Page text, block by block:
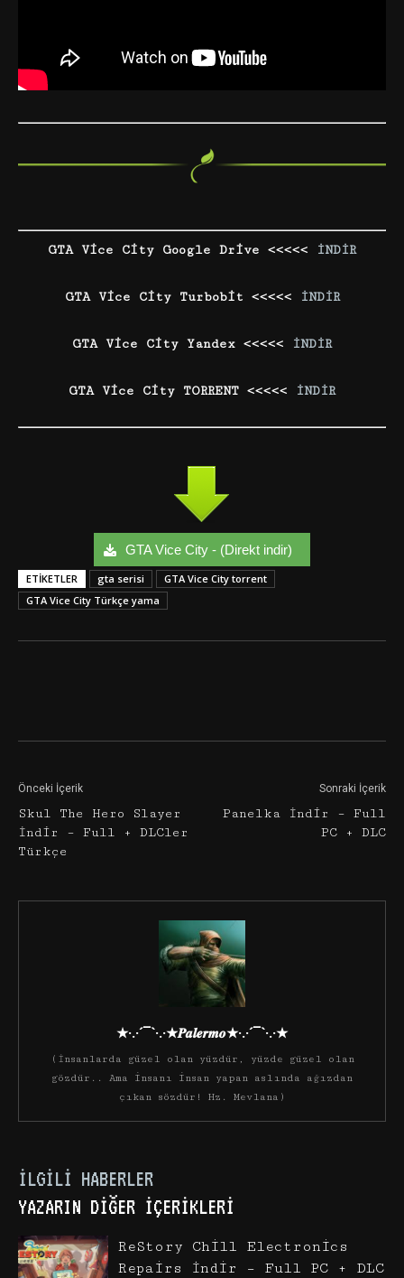
GTA Vice City Google Drive <<<<< İNDİR
GTA Vice City Turbobit <<<<< İNDİR
GTA Vice City Yandex <<<<< İNDİR
GTA Vice City TORRENT <<<<< İNDİR
GTA Vice City - (Direkt indir)
ETIKETLER gta serisi
GTA Vice City torrent
GTA Vice City Türkçe yama
Önceki İçerik
Skul The Hero Slayer
İndir – Full + DLCler
Türkçe
Sonraki İçerik
Panelka İndir – Full
PC + DLC
★·.·´¯`·.·★𝑷𝒂𝒍𝒆𝒓𝒎𝒐★·.·´¯`·.·★
(İnsanlarda güzel olan yüzdür, yüzde güzel olan
gözdür.. Ama insanı insan yapan aslında ağızdan
çıkan sözdür! Hz. Mevlana)
İLGILI HABERLER
YAZARIN DIĞER İÇERIKLERI
ReStory Chill Electronics
Repairs İndir – Full PC + DLC